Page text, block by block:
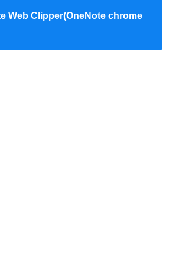
将任何网页捕获到 OneNote，以便轻
Web Clipper(OneNote chrome